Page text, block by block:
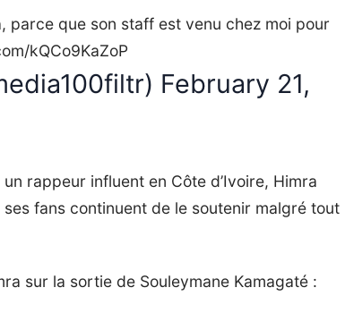
parce que son staff est venu chez moi pour
kQCo9KaZoP
February 21,
rappeur influent en Côte d’Ivoire, Himra
fans continuent de le soutenir malgré tout
sur la sortie de Souleymane Kamagaté :